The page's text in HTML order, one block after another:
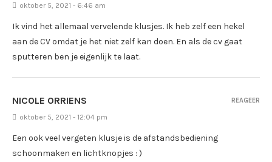
oktober 5, 2021 - 6:46 am
Ik vind het allemaal vervelende klusjes. Ik heb zelf een hekel
aan de CV omdat je het niet zelf kan doen. En als de cv gaat
sputteren ben je eigenlijk te laat.
NICOLE ORRIENS
oktober 5, 2021 - 12:04 pm
Een ook veel vergeten klusje is de afstandsbediening
schoonmaken en lichtknopjes : )
REAGEER